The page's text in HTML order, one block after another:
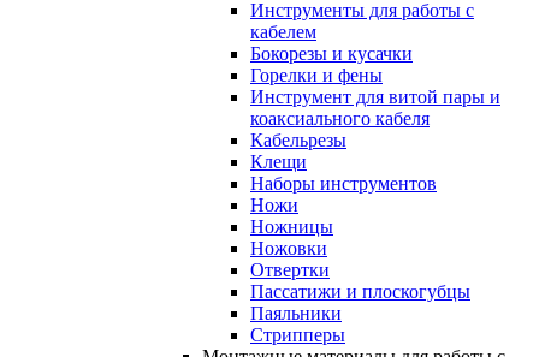
Инструменты для работы с
кабелем
Бокорезы и кусачки
Горелки и фены
Инструмент для витой пары и
коаксиального кабеля
Кабельрезы
Клещи
Наборы инструментов
Ножи
Ножницы
Ножовки
Отвертки
Пассатижи и плоскогубцы
Паяльники
Стрипперы